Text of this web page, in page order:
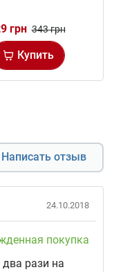
грн 343 грн
Купить
Написать отзыв
24.10.2018
покупка
рази на